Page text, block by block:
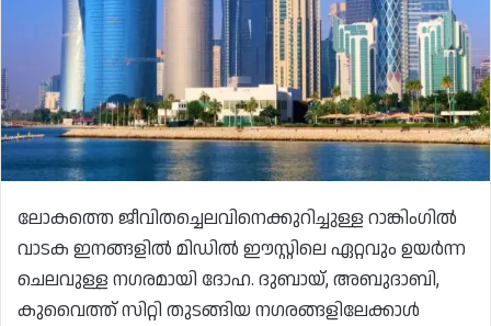
ലോകത്തെ ജീവിതച്ചെലവിനെക്കുറിച്ചുള്ള റാങ്കിംഗിൽ
വാടക ഇനങ്ങളിൽ മിഡിൽ ഈസ്റ്റിലെ ഏറ്റവും ഉയർന്ന
ചെലവുള്ള നഗരമായി ദോഹ. ദുബായ്, അബുദാബി,
കുവൈത്ത് സിറ്റി തുടങ്ങിയ നഗരങ്ങളിലേക്കാൾ